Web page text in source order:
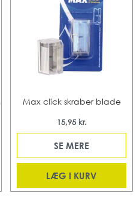
Max click skraber blade
15,95 kr.
SE MERE
LÆG I KURV